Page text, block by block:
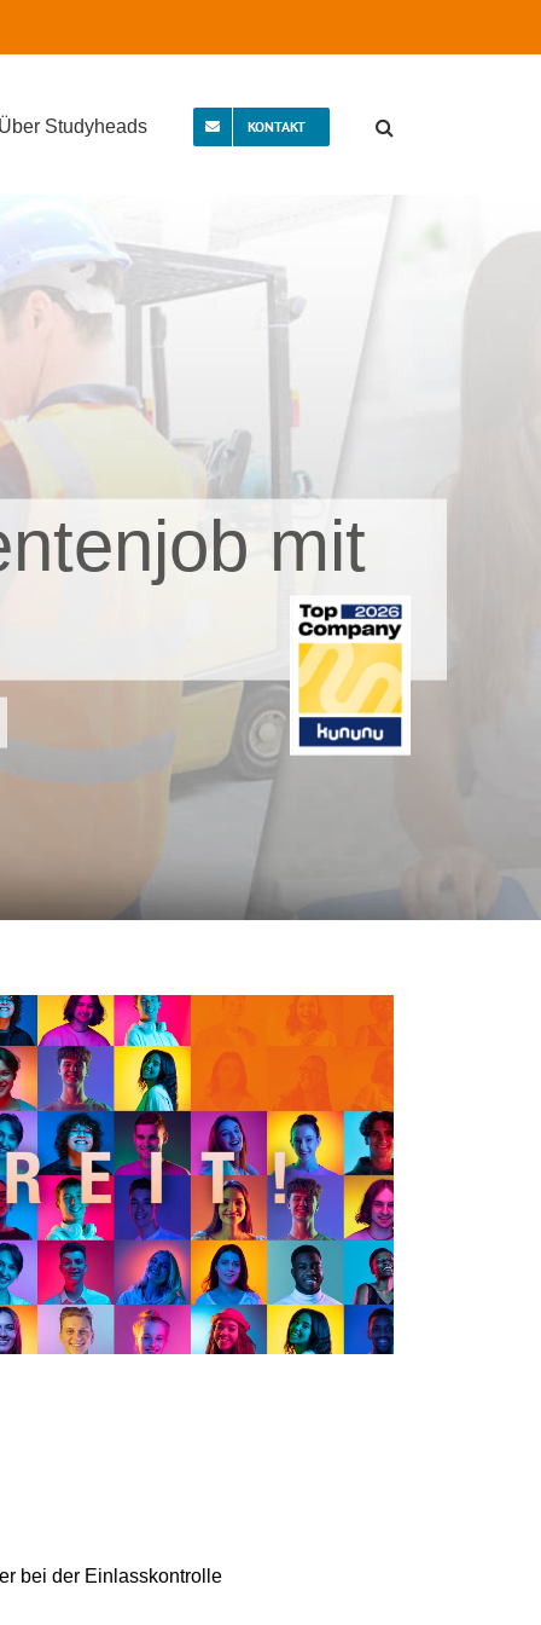
Studyheads KONTAKT
mit
bei der Einlasskontrolle